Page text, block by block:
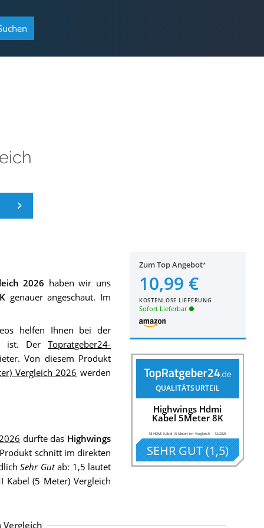
Zum Top Angebot
10,99 €
KOSTENLOSE LIEFERUNG
Sofort Lieferbar
QUALITÄTSURTEIL
Highwings Hdmi
Kabel 5Meter 8K
18 HDMI Kabel (5 Meter) im Vergleich –12/2025
SEHR GUT(1,5)
2026 haben wir uns
genauer angeschaut. Im
helfen Ihnen bei der
ist. DerTopratgeber24-
Von diesem Produkt
Vergleich 2026 werden
durfte das Highwings
schnitt im direkten
Sehr Gutab: 1,5 lautet
Kabel (5 Meter) Vergleich